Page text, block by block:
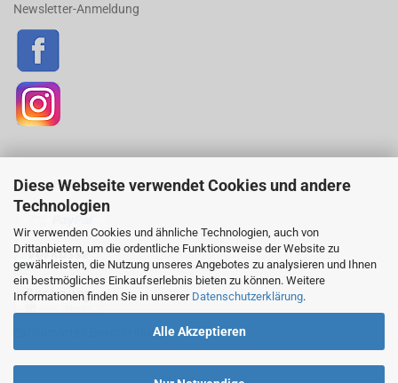
Diese Webseite verwendet Cookies und andere
Technologien
Wir verwenden Cookies und ähnliche Technologien, auch von
Drittanbietern, um die ordentliche Funktionsweise der Website zu
gewährleisten, die Nutzung unseres Angebotes zu analysieren und Ihnen
ein bestmögliches Einkaufserlebnis bieten zu können. Weitere
Informationen finden Sie in unserer Datenschutzerklärung.
Alle Akzeptieren
Newsletter-Anmeldung
ZAHLUNGSARTEN
Zahlunsarten Beschreibung